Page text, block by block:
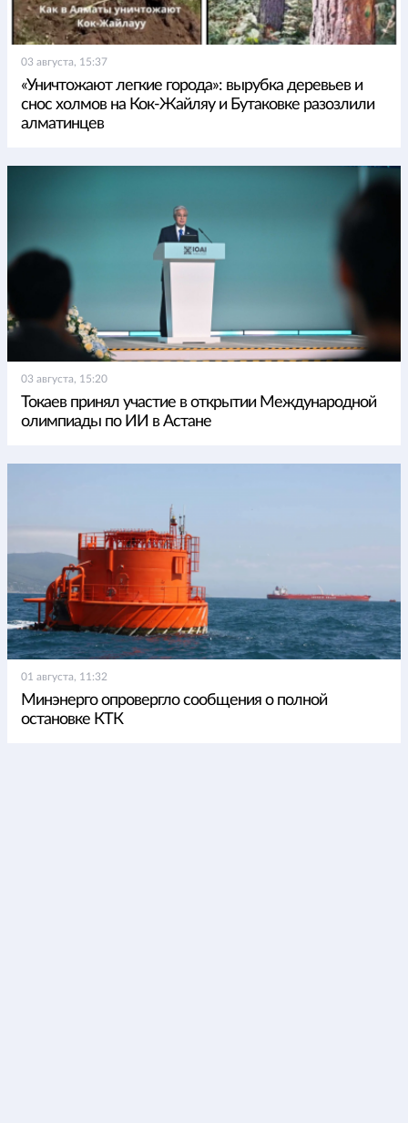
03 августа, 15:37
«Уничтожают легкие города»: вырубка деревьев и
снос холмов на Кок-Жайляу и Бутаковке разозлили
алматинцев
03 августа, 15:20
Токаев принял участие в открытии Международной
олимпиады по ИИ в Астане
01 августа, 11:32
Минэнерго опровергло сообщения о полной
остановке КТК